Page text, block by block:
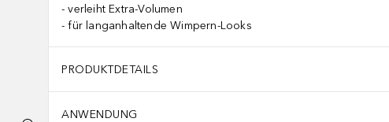
verleiht Extra-Volumen
für langanhaltende Wimpern-Looks
PRODUKTDETAILS
ANWENDUNG